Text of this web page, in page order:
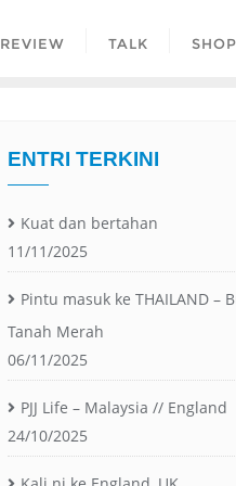
REVIEW TALK SHOP
ENTRI TERKINI
Kuat dan bertahan
11/11/2025
Pintu masuk ke THAILAND –
Tanah Merah
06/11/2025
PJJ Life – Malaysia // England
24/10/2025